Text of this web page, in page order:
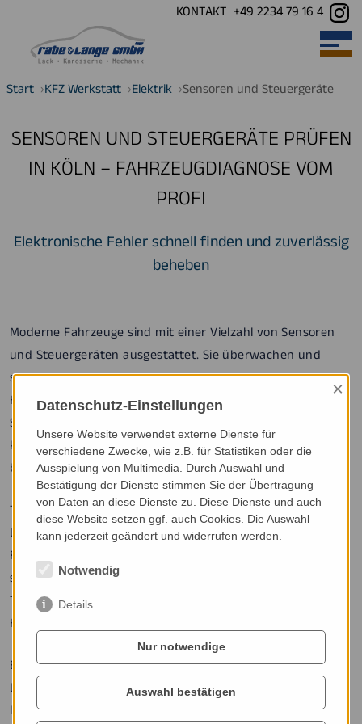
Open
KONTAKT +49 2234 79 16 4
Start KFZ Werkstatt Elektrik Sensoren und Steuergeräte
SENSOREN UND STEUERGERÄTE PRÜFEN
IN KÖLN – FAHRZEUGDIAGNOSE VOM
PROFI
Elektronische Fehler schnell finden und zuverlässig
beheben
Moderne Fahrzeuge sind mit einer Vielzahl von Sensoren
und Steuergeräten ausgestattet. Sie überwachen und
steuern unter anderem Motor, Getriebe, Bremsen,
Klimaanlage, Beleuchtung sowie zahlreiche Assistenz- und
Sicherheitssysteme. Bereits ein einzelner defekter Sensor
kann Warnmeldungen auslösen, die Motorleistung
beeinträchtigen oder den Fahrkomfort einschränken.
Typische Symptome sind aufleuchtende Warnleuchten,
Leistungsverlust, Startprobleme, unruhiger Motorlauf oder
Fehlfunktionen von Assistenzsystemen. Häufig betroffen
sind beispielsweise Luftmassenmesser, Lambdasonden,
Temperatursensoren, Raddrehzahlsensoren, Nocken- oder
Kurbelwellensensoren sowie verschiedene Steuergeräte.
Bei Rabe & Lange in Köln setzen wir moderne
Diagnosetechnik ein, um Fehler schnell und präzise zu
lokalisieren. Wir lesen den Fehlerspeicher aus, analysieren
Datenschutz-Einstellungen
×
Unsere Website verwendet externe Dienste für
verschiedene Zwecke, wie z.B. für Statistiken oder die
Ausspielung von Multimedia. Durch Auswahl und
Bestätigung der Dienste stimmen Sie der Übertragung
von Daten an diese Dienste zu. Diese Dienste und auch
diese Website setzen ggf. auch Cookies. Die Auswahl
kann jederzeit geändert und widerrufen werden.
Notwendig
Details
Nur notwendige
Auswahl bestätigen